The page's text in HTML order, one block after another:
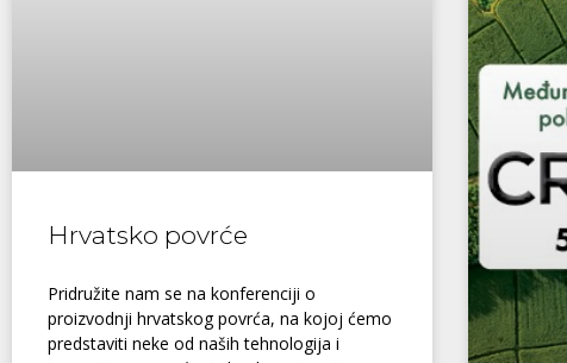
Hrvatsko povrće
Pridružite nam se na konferenciji o
proizvodnji hrvatskog povrća, na kojoj ćemo
predstaviti neke od naših tehnologija i